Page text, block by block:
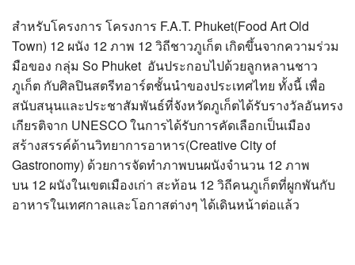
?>สำหรับโครงการ โครงการ F.A.T. Phuket(Food Art Old
Town) 12 ผนัง 12 ภาพ 12 วิถีชาวภูเก็ต เกิดขึ้นจากความร่วม
มือของ กลุ่ม So Phuket อันประกอบไปด้วยลูกหลานชาว
ภูเก็ต กับศิลปินสตรีทอาร์ตชั้นนำของประเทศไทย ทั้งนี้ เพื่อ
สนับสนุนและประชาสัมพันธ์ที่จังหวัดภูเก็ตได้รับรางวัลอันทรง
เกียรติจาก UNESCO ในการได้รับการคัดเลือกเป็นเมือง
สร้างสรรค์ด้านวิทยาการอาหาร(Creative City of
Gastronomy) ด้วยการจัดทำภาพบนผนังจำนวน 12 ภาพ
บน 12 ผนังในเขตเมืองเก่า สะท้อน 12 วิถีคนภูเก็ตที่ผูกพันกับ
อาหารในเทศกาลและโอกาสต่างๆ ได้เดินหน้าต่อแล้ว